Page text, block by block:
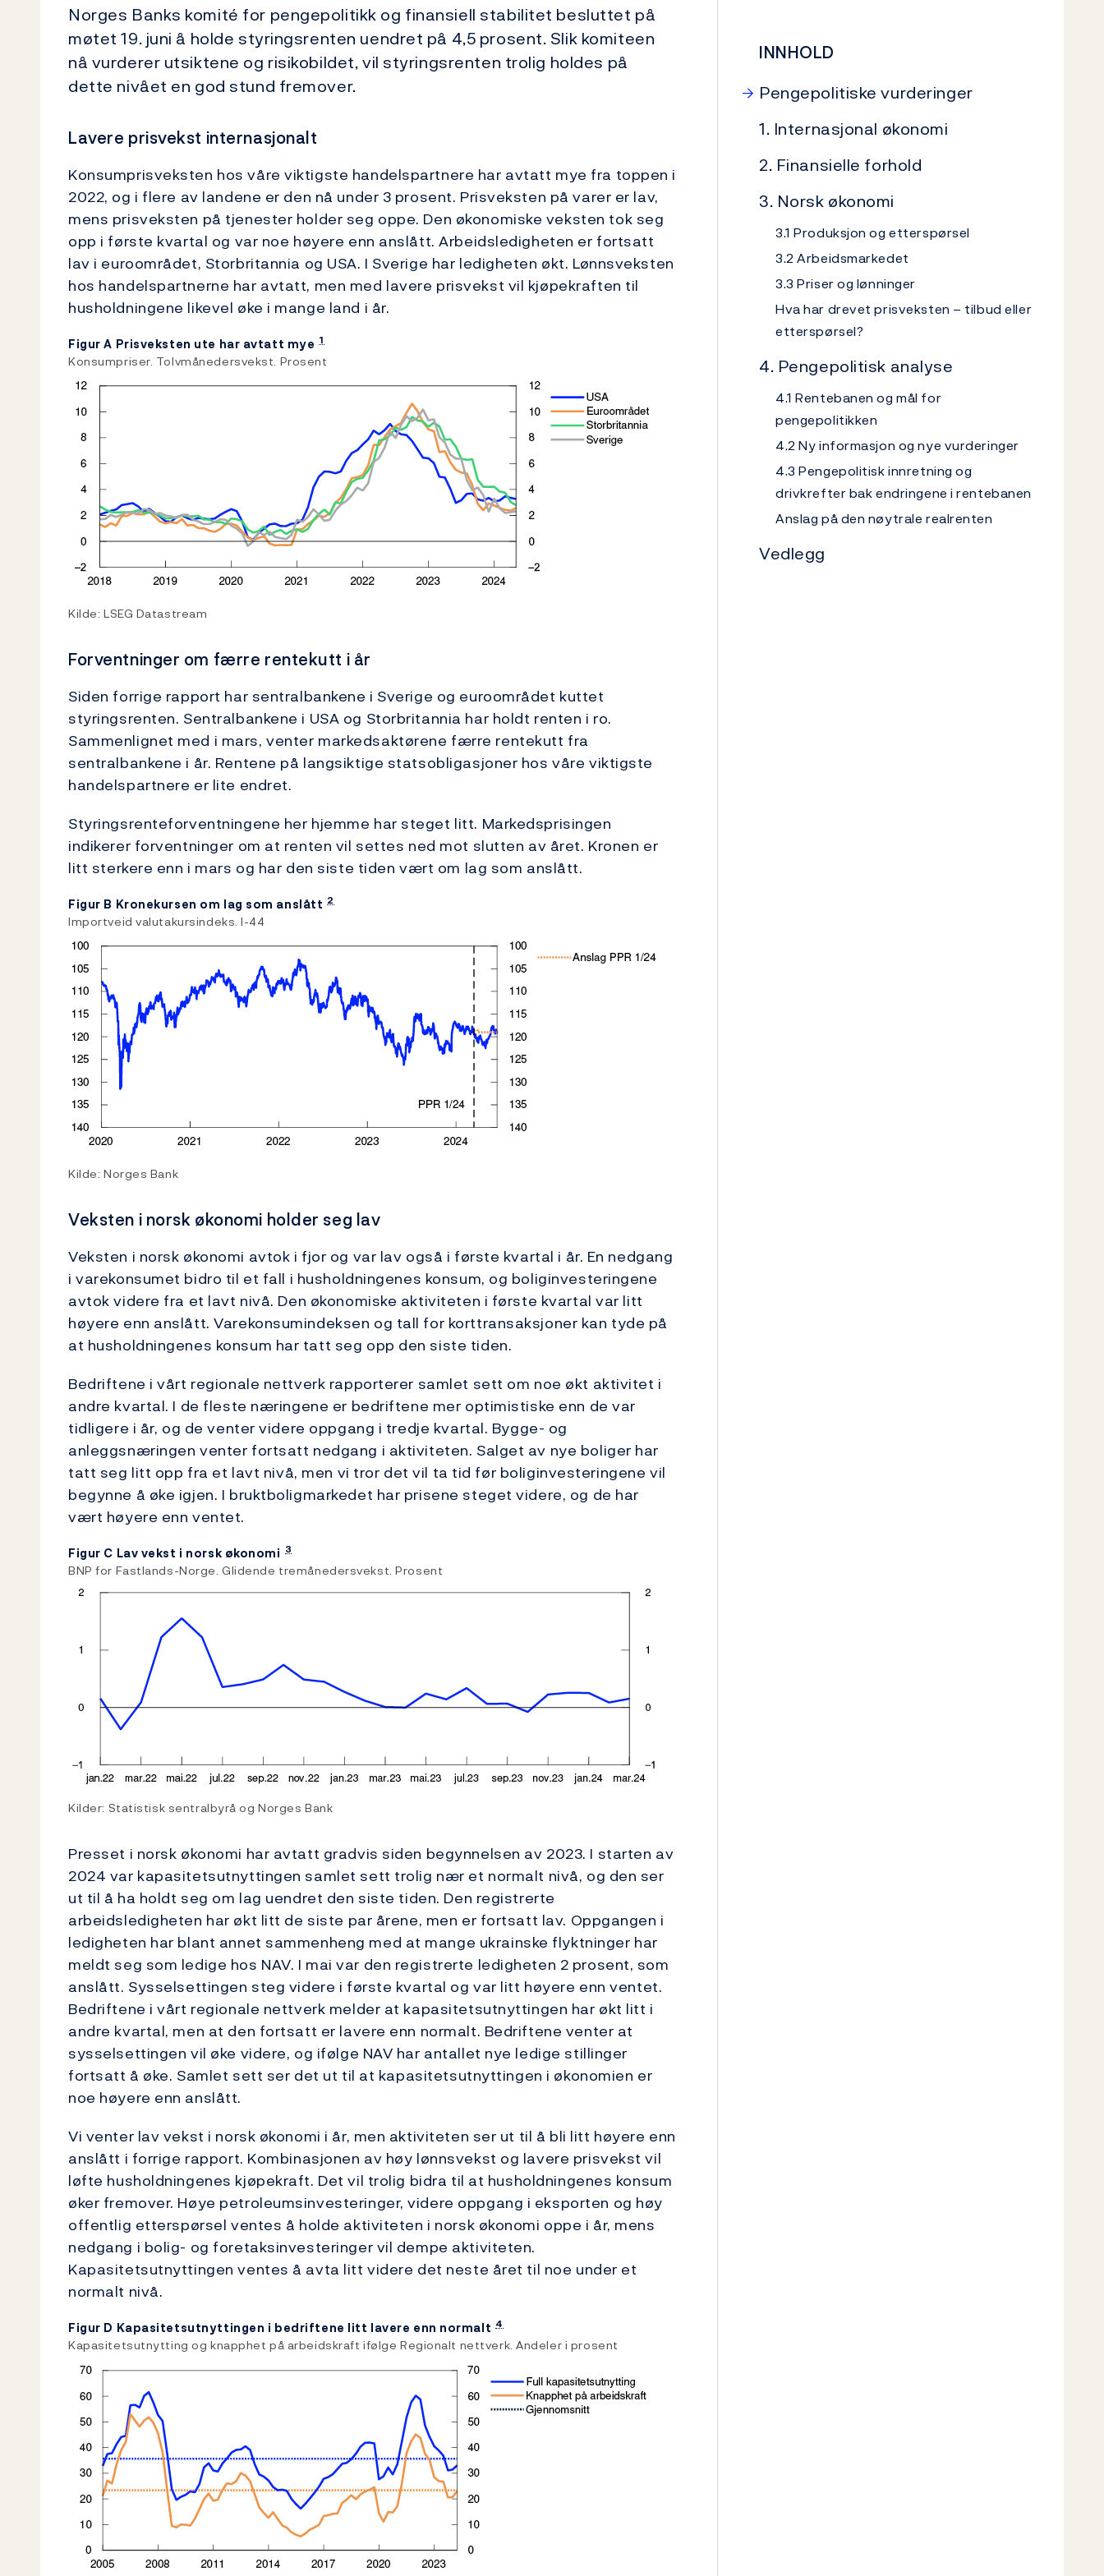
Norges Banks komité for pengepolitikk og finansiell stabilitet besluttet på
møtet 19. juni å holde styringsrenten uendret på 4,5 prosent. Slik komiteen
nå vurderer utsiktene og risikobildet, vil styringsrenten trolig holdes på
dette nivået en god stund fremover.
Lavere prisvekst internasjonalt
Konsumprisveksten hos våre viktigste handelspartnere har avtatt mye fra toppen i
2022, og i flere av landene er den nå under 3 prosent. Prisveksten på varer er lav,
mens prisveksten på tjenester holder seg oppe. Den økonomiske veksten tok seg
opp i første kvartal og var noe høyere enn anslått. Arbeidsledigheten er fortsatt
lav i euroområdet, Storbritannia og USA. I Sverige har ledigheten økt. Lønnsveksten
hos handelspartnerne har avtatt, men med lavere prisvekst vil kjøpekraften til
husholdningene likevel øke i mange land i år.
Figur A Prisveksten ute har avtatt mye 1
Konsumpriser. Tolvmånedersvekst. Prosent
Kilde: LSEG Datastream
Forventninger om færre rentekutt i år
Siden forrige rapport har sentralbankene i Sverige og euroområdet kuttet
styringsrenten. Sentralbankene i USA og Storbritannia har holdt renten i ro.
Sammenlignet med i mars, venter markedsaktørene færre rentekutt fra
sentralbankene i år. Rentene på langsiktige statsobligasjoner hos våre viktigste
handelspartnere er lite endret.
Styringsrenteforventningene her hjemme har steget litt. Markedsprisingen
indikerer forventninger om at renten vil settes ned mot slutten av året. Kronen er
litt sterkere enn i mars og har den siste tiden vært om lag som anslått.
Figur B Kronekursen om lag som anslått 2
Importveid valutakursindeks. I-44
Kilde: Norges Bank
Veksten i norsk økonomi holder seg lav
Veksten i norsk økonomi avtok i fjor og var lav også i første kvartal i år. En nedgang
i varekonsumet bidro til et fall i husholdningenes konsum, og boliginvesteringene
avtok videre fra et lavt nivå. Den økonomiske aktiviteten i første kvartal var litt
høyere enn anslått. Varekonsumindeksen og tall for korttransaksjoner kan tyde på
at husholdningenes konsum har tatt seg opp den siste tiden.
Bedriftene i vårt regionale nettverk rapporterer samlet sett om noe økt aktivitet i
andre kvartal. I de fleste næringene er bedriftene mer optimistiske enn de var
tidligere i år, og de venter videre oppgang i tredje kvartal. Bygge- og
anleggsnæringen venter fortsatt nedgang i aktiviteten. Salget av nye boliger har
tatt seg litt opp fra et lavt nivå, men vi tror det vil ta tid før boliginvesteringene vil
begynne å øke igjen. I bruktboligmarkedet har prisene steget videre, og de har
vært høyere enn ventet.
Figur C Lav vekst i norsk økonomi 3
BNP for Fastlands-Norge. Glidende tremånedersvekst. Prosent
Kilder: Statistisk sentralbyrå og Norges Bank
Presset i norsk økonomi har avtatt gradvis siden begynnelsen av 2023. I starten av
2024 var kapasitetsutnyttingen samlet sett trolig nær et normalt nivå, og den ser
ut til å ha holdt seg om lag uendret den siste tiden. Den registrerte
arbeidsledigheten har økt litt de siste par årene, men er fortsatt lav. Oppgangen i
ledigheten har blant annet sammenheng med at mange ukrainske flyktninger har
meldt seg som ledige hos NAV. I mai var den registrerte ledigheten 2 prosent, som
anslått. Sysselsettingen steg videre i første kvartal og var litt høyere enn ventet.
Bedriftene i vårt regionale nettverk melder at kapasitetsutnyttingen har økt litt i
andre kvartal, men at den fortsatt er lavere enn normalt. Bedriftene venter at
sysselsettingen vil øke videre, og ifølge NAV har antallet nye ledige stillinger
fortsatt å øke. Samlet sett ser det ut til at kapasitetsutnyttingen i økonomien er
noe høyere enn anslått.
Vi venter lav vekst i norsk økonomi i år, men aktiviteten ser ut til å bli litt høyere enn
anslått i forrige rapport. Kombinasjonen av høy lønnsvekst og lavere prisvekst vil
løfte husholdningenes kjøpekraft. Det vil trolig bidra til at husholdningenes konsum
øker fremover. Høye petroleumsinvesteringer, videre oppgang i eksporten og høy
offentlig etterspørsel ventes å holde aktiviteten i norsk økonomi oppe i år, mens
nedgang i bolig- og foretaksinvesteringer vil dempe aktiviteten.
Kapasitetsutnyttingen ventes å avta litt videre det neste året til noe under et
normalt nivå.
Figur D Kapasitetsutnyttingen i bedriftene litt lavere enn normalt 4
Kapasitetsutnytting og knapphet på arbeidskraft ifølge Regionalt nettverk. Andeler i prosent
INNHOLD
Pengepolitiske vurderinger
1. Internasjonal økonomi
2. Finansielle forhold
3. Norsk økonomi
3.1 Produksjon og etterspørsel
3.2 Arbeidsmarkedet
3.3 Priser og lønninger
Hva har drevet prisveksten – tilbud eller
etterspørsel?
4. Pengepolitisk analyse
4.1 Rentebanen og mål for
pengepolitikken
4.2 Ny informasjon og nye vurderinger
4.3 Pengepolitisk innretning og
drivkrefter bak endringene i rentebanen
Anslag på den nøytrale realrenten
Vedlegg